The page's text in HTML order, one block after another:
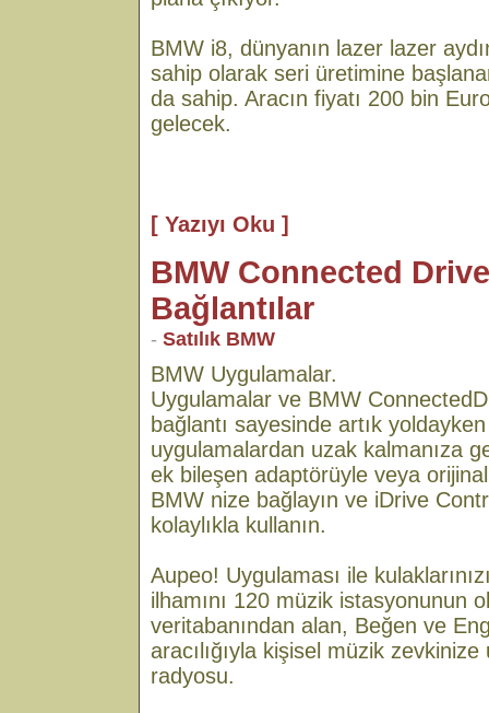
BMW i8, dünyanın lazer lazer
sahip olarak seri üretimine
da sahip. Aracın fiyatı 200 bin
gelecek.
[ Yazıyı Oku ]
BMW Connected Drive
Bağlantılar
- Satılık BMW
BMW Uygulamalar.
Uygulamalar ve BMW
bağlantı sayesinde artık
uygulamalardan uzak kalmanıza
ek bileşen adaptörüyle veya
BMW nize bağlayın ve iDrive
kolaylıkla kullanın.
Aupeo! Uygulaması ile
ilhamını 120 müzik istasyonunun
veritabanından alan, Beğen ve
aracılığıyla kişisel müzik
radyosu.